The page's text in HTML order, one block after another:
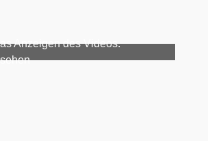
Anzeigen des Videos.